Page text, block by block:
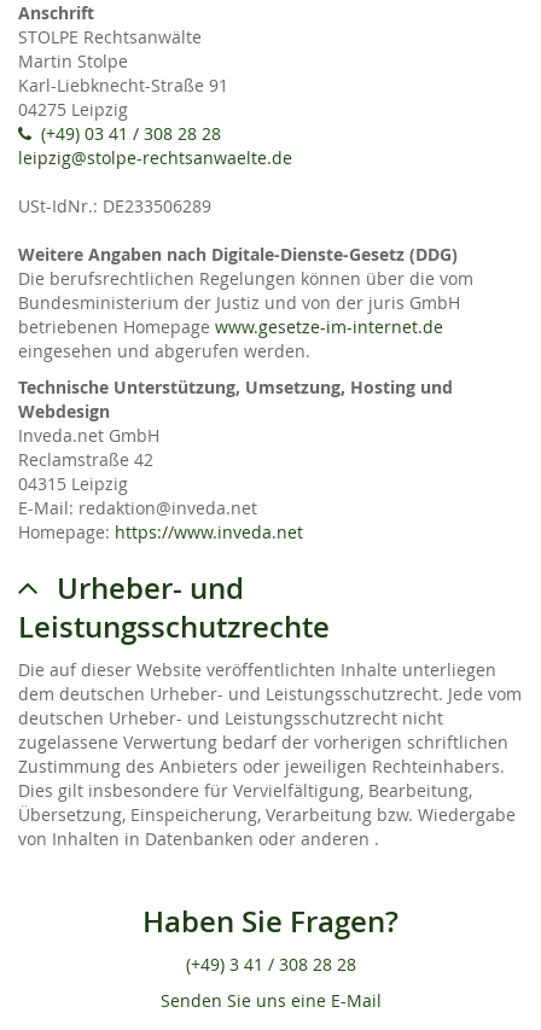
Anschrift
STOLPE Rechtsanwälte
Martin Stolpe
Karl-Liebknecht-Straße 91
04275 Leipzig
(+49) 03 41 / 308 28 28
leipzig@stolpe-rechtsanwaelte.de
USt-IdNr.: DE233506289
Weitere Angaben nach Digitale-Dienste-Gesetz (DDG)
Die berufsrechtlichen Regelungen können über die vom
Bundesministerium der Justiz und von der juris GmbH
betriebenen Homepage www.gesetze-im-internet.de
eingesehen und abgerufen werden.
Technische Unterstützung, Umsetzung, Hosting und
Webdesign
Inveda.net GmbH
Reclamstraße 42
04315 Leipzig
E-Mail: redaktion@inveda.net
Homepage: https://www.inveda.net
Urheber- und
Leistungsschutzrechte
Die auf dieser Website veröffentlichten Inhalte unterliegen
dem deutschen Urheber- und Leistungsschutzrecht. Jede vom
deutschen Urheber- und Leistungsschutzrecht nicht
zugelassene Verwertung bedarf der vorherigen schriftlichen
Zustimmung des Anbieters oder jeweiligen Rechteinhabers.
Dies gilt insbesondere für Vervielfältigung, Bearbeitung,
Übersetzung, Einspeicherung, Verarbeitung bzw. Wiedergabe
von Inhalten in Datenbanken oder anderen .
Haben Sie Fragen?
(+49) 3 41 / 308 28 28
Senden Sie uns eine E-Mail